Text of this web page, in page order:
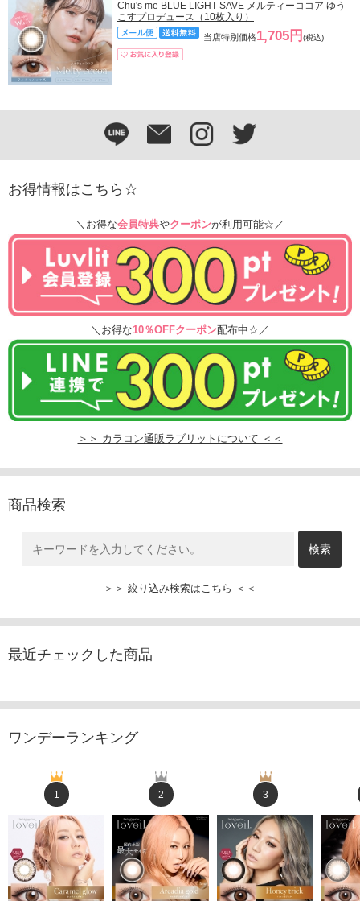
Chu's me BLUE LIGHT SAVE メルティーココア ゆう
こすプロデュース（10枚入り）
当店特別価格1,705円 (税込)
お得情報はこちら☆
＼お得な会員特典やクーポンが利用可能☆／
＼お得な10％OFFクーポン配布中☆／
＞＞ カラコン通販ラブリットについて ＜＜
商品検索
＞＞ 絞り込み検索はこちら ＜＜
最近チェックした商品
ワンデーランキング
1 2 3